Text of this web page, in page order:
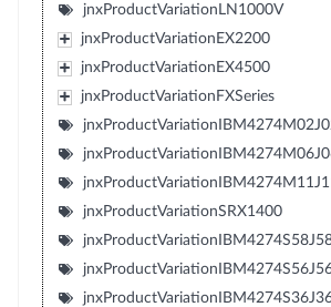
jnxProductVariationLN1000V
jnxProductVariationEX2200
jnxProductVariationEX4500
jnxProductVariationFXSeries
jnxProductVariationSRX1400